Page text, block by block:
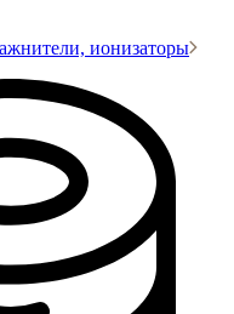
ионизаторы